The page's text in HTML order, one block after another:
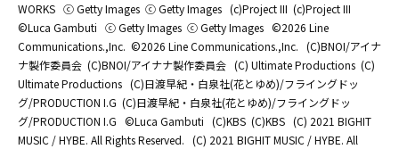
WORKS ⓒ Getty Images ⓒ Getty Images (c)Project III (c)Project III
©Luca Gambuti ⓒ Getty Images ⓒ Getty Images ©2026 Line
Communications.,Inc. ©2026 Line Communications.,Inc. (C)BNOI/アイナ
ナ製作委員会 (C)BNOI/アイナナ製作委員会 (C) Ultimate Productions (C)
Ultimate Productions (C)日渡早紀・白泉社(花とゆめ)/フライングドッ
グ/PRODUCTION I.G (C)日渡早紀・白泉社(花とゆめ)/フライングドッ
グ/PRODUCTION I.G ©Luca Gambuti (C)KBS (C)KBS (C) 2021 BIGHIT
MUSIC / HYBE. All Rights Reserved. (C) 2021 BIGHIT MUSIC / HYBE. All